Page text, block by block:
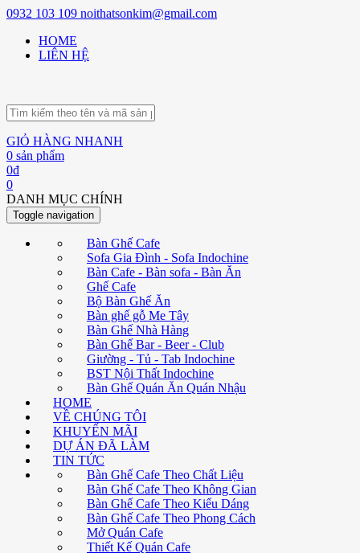
0932 103 109 noithatsonkim@gmail.com
HOME
LIÊN HỆ
GIỎ HÀNG NHANH
0 sản phẩm
0đ
0
DANH MỤC CHÍNH
Toggle navigation
Bàn Ghế Cafe
Sofa Gia Đình - Sofa Indochine
Bàn Cafe - Bàn sofa - Bàn Ăn
Ghế Cafe
Bộ Bàn Ghế Ăn
Bàn ghế gỗ Me Tây
Bàn Ghế Nhà Hàng
Bàn Ghế Bar - Beer - Club
Giường - Tủ - Tab Indochine
BST Nội Thất Indochine
Bàn Ghế Quán Ăn Quán Nhậu
HOME
VỀ CHÚNG TÔI
KHUYẾN MÃI
DỰ ÁN ĐÃ LÀM
TIN TỨC
Bàn Ghế Cafe Theo Chất Liệu
Bàn Ghế Cafe Theo Không Gian
Bàn Ghế Cafe Theo Kiểu Dáng
Bàn Ghế Cafe Theo Phong Cách
Mở Quán Cafe
Thiết Kế Quán Cafe